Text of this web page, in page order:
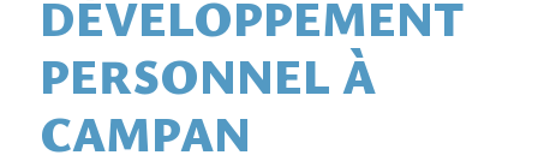
DÉVELOPPEMENT
PERSONNEL À
CAMPAN